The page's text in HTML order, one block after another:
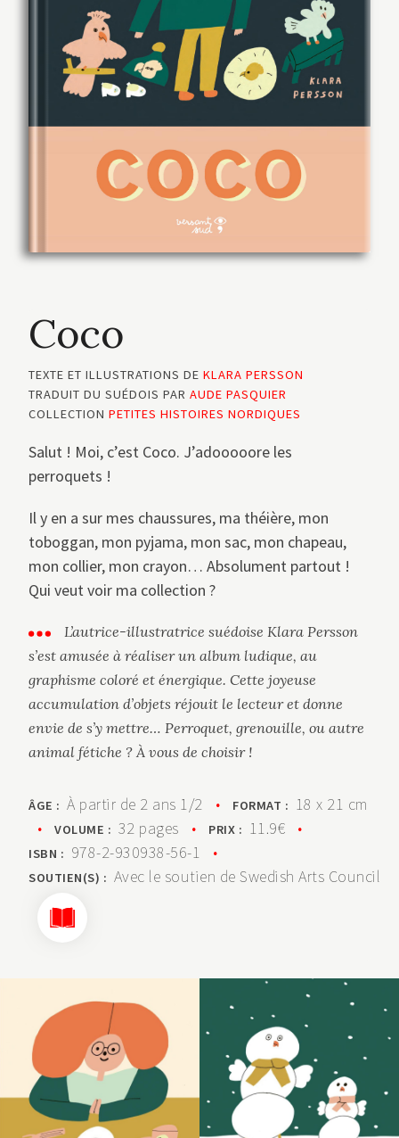
Coco
TEXTE ET ILLUSTRATIONS DE KLARA PERSSON
TRADUIT DU SUÉDOIS PAR AUDE PASQUIER
COLLECTION PETITES HISTOIRES NORDIQUES
Salut ! Moi, c’est Coco. J’adooooore les
perroquets !
Il y en a sur mes chaussures, ma théière, mon
toboggan, mon pyjama, mon sac, mon chapeau,
mon collier, mon crayon… Absolument partout !
Qui veut voir ma collection ?
L’autrice-illustratrice suédoise Klara Persson
s’est amusée à réaliser un album ludique, au
graphisme coloré et énergique. Cette joyeuse
accumulation d’objets réjouit le lecteur et donne
envie de s’y mettre… Perroquet, grenouille, ou autre
animal fétiche ? À vous de choisir !
ÂGE : À partir de 2 ans 1/2 • FORMAT : 18 x 21 cm
•
VOLUME : 32 pages • PRIX : 11.9€ •
ISBN : 978-2-930938-56-1 •
SOUTIEN(S) : Avec le soutien de Swedish Arts Council